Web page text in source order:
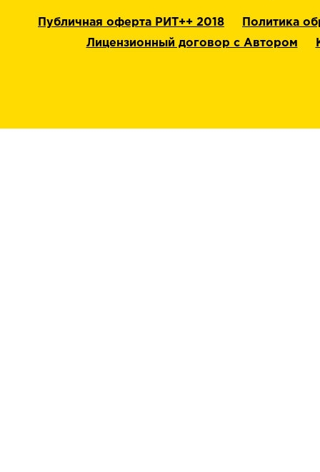
Публичная оферта РИТ++ 2018
Политика
Лицензионный договор с Автором